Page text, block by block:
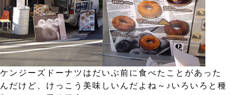
ケンジーズドーナツはだいぶ前に食べたことがあった
んだけど、けっこう美味しいんだよね～♪いろいろと種